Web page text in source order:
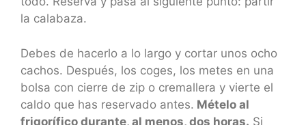
la calabaza.
Debes de hacerlo a lo largo y cortar unos ocho
cachos. Después, los coges, los metes en una
bolsa con cierre de zip o cremallera y vierte el
caldo que has reservado antes. Mételo al
frigorífico durante, al menos, dos horas. Si